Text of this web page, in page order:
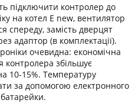
підключити контролер до
на котел Е new, вентилятор
спереду, замість дверцят
адаптор (в комплектації).
очевидна: економічна
контролера збільшує
10-15%. Температуру
за допомогою електронного